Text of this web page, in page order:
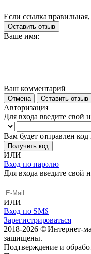
Если ссылка
Оставить отзыв
Ваше имя:
Ваш комментарий
Отмена Оставить отзыв
Авторизация
Для входа введите свой
Вам будет отправлен
Получить код
ИЛИ
Вход по паролю
Для входа введите свой
ИЛИ
Вход по SMS
Зарегистрироваться
2018-2026 © Интернет-
защищены.
Подтверждение и